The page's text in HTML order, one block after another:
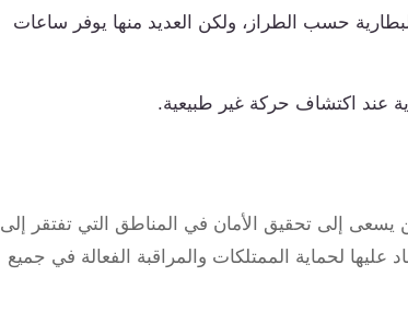
حسب الطراز، ولكن العديد منها يوفر ساعات
عند اكتشاف حركة غير طبيعية.
يسعى إلى تحقيق الأمان في المناطق التي تفتقر إلى
لحماية الممتلكات والمراقبة الفعالة في جميع